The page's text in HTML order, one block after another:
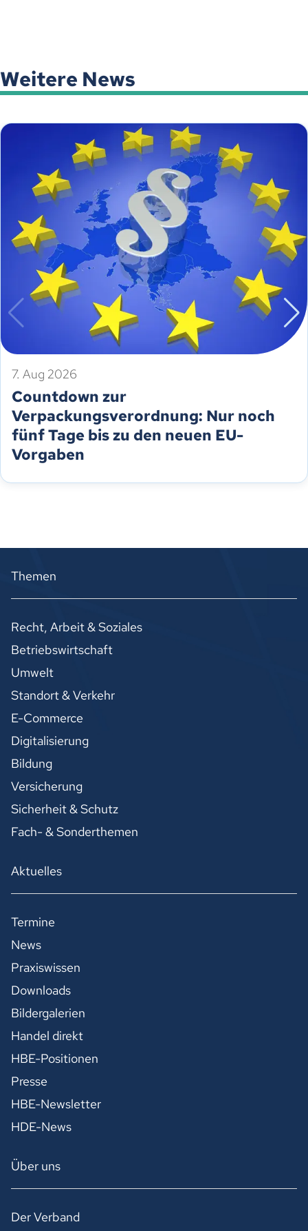
Weitere News
7. Aug 2026
Countdown zur
Verpackungsverordnung: Nur noch
fünf Tage bis zu den neuen EU-
Vorgaben
Themen
Recht, Arbeit & Soziales
Betriebswirtschaft
Umwelt
Standort & Verkehr
E-Commerce
Digitalisierung
Bildung
Versicherung
Sicherheit & Schutz
Fach- & Sonderthemen
Aktuelles
Termine
News
Praxiswissen
Downloads
Bildergalerien
Handel direkt
HBE-Positionen
Presse
HBE-Newsletter
HDE-News
Über uns
Der Verband